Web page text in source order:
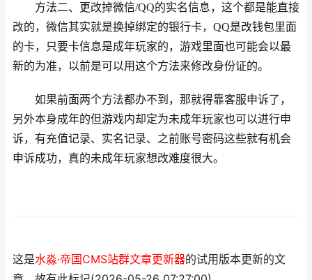
方法二、更改掉微信/QQ的实名信息，这个都是能直接
改的，微信其实就是换掉绑定的银行卡，QQ是改钱包里面
的卡，只要卡信息是成年玩家的，游戏里面也可能会以最
新的为准，以前是可以用这个方法来修改身份证的。
如果前面两个方法都办不到，那就得靠客服申诉了，
另外本身成年的但游戏内却定为未成年玩家也可以进行申
诉，有充值记录、实名记录、之前账号密码这些就有机会
申诉成功，真的未成年玩家想改难度很大。
这是水淼·帝国CMS站群文章更新器的试用版本更新的文